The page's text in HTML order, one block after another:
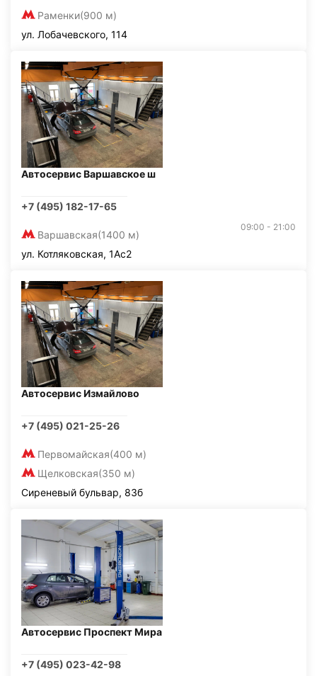
Раменки(900 м)
ул. Лобачевского, 114
Автосервис Варшавское ш
+7 (495) 182-17-65
Варшавская(1400 м)
09:00 - 21:00
ул. Котляковская, 1Ас2
Автосервис Измайлово
+7 (495) 021-25-26
Первомайская(400 м)
Щелковская(350 м)
Сиреневый бульвар, 83б
Автосервис Проспект Мира
+7 (495) 023-42-98